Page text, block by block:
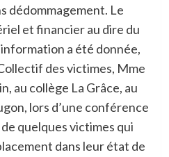
dédommagement. Le
et financier au dire du
a été donnée,
des victimes, Mme
au collège La Grâce, au
lors d’une conférence
quelques victimes qui
dans leur état de